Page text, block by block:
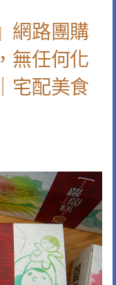
網路團購
無任何化
宅配美食